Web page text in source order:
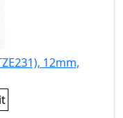
12mm,